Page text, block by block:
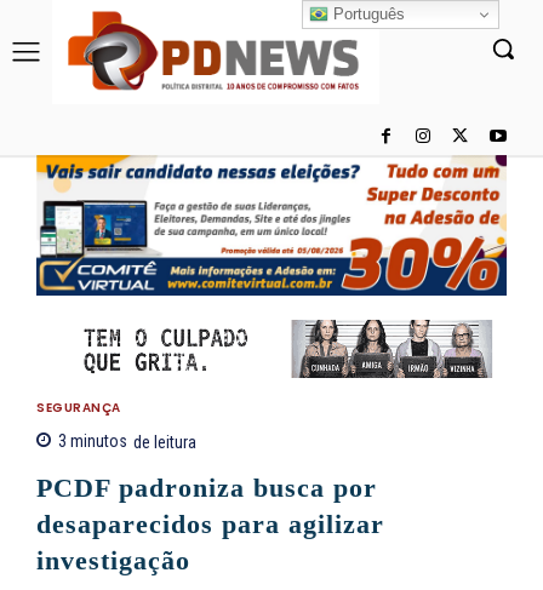
SEGURANÇA
3 minutos de leitura
PCDF padroniza busca por
desaparecidos para agilizar
investigação
Português